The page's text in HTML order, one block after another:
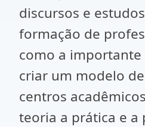
discursos e
formação de
como a importante
criar um modelo
centros
teoria a prática e a